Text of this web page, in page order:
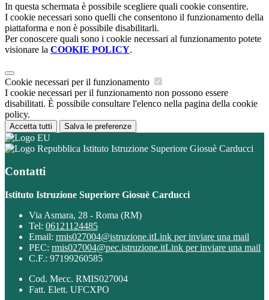
In questa schermata è possibile scegliere quali cookie consentire.
I cookie necessari sono quelli che consentono il funzionamento della
piattaforma e non è possibile disabilitarli.
Per conoscere quali sono i cookie necessari al funzionamento potete
visionare la COOKIE POLICY.
Cookie necessari per il funzionamento
I cookie necessari per il funzionamento non possono essere
disabilitati. È possibile consultare l'elenco nella pagina della cookie
policy.
Accetta tutti Salva le preferenze
Istituto Istruzione Superiore Giosuè Carducci
Contatti
Istituto Istruzione Superiore Giosuè Carducci
Via Asmara, 28 - Roma (RM)
Tel: 06121124485
Email: rmis027004@istruzione.itLink per inviare una mail
PEC: rmis027004@pec.istruzione.itLink per inviare una mail
C.F.: 97199260585
Cod. Mecc. RMIS027004
Fatt. Elett. UFCXPO